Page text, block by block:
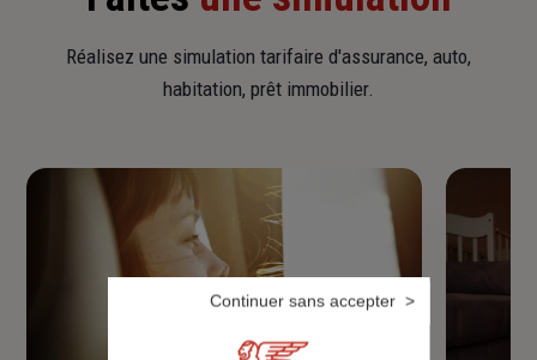
Réalisez une simulation tarifaire d'assurance, auto,
habitation, prêt immobilier.
Continuer sans accepter